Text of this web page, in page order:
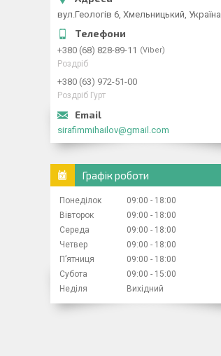
вул.Геологів 6, Хмельницький, Україна
+380 (68) 828-89-11 Viber
Роздріб
+380 (63) 972-51-00
Роздріб Гурт
sirafimmihailov@gmail.com
Графік роботи
Понеділок 09:00
18:00
Вівторок
09:00
18:00
Середа
09:00
18:00
Четвер
09:00
18:00
Пʼятниця
09:00
18:00
Субота
09:00
15:00
Неділя
Вихідний